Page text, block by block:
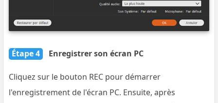
Étape 4 Enregistrer son écran PC
Cliquez sur le bouton REC pour démarrer
l'enregistrement de l'écran PC. Ensuite, après